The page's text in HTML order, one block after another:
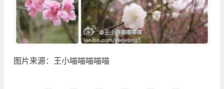
图片来源：王小喵喵喵喵喵